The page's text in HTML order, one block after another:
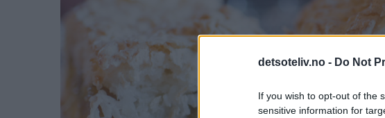
detsoteliv.no - Do Not
If you wish to opt-out of the
sensitive information for